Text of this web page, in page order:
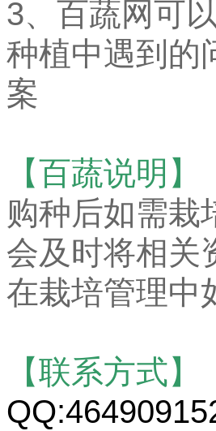
3、百蔬网可
种植中遇到的
案
【百蔬说明】
购种后如需栽
会及时将相关
在栽培管理中
【联系方式】